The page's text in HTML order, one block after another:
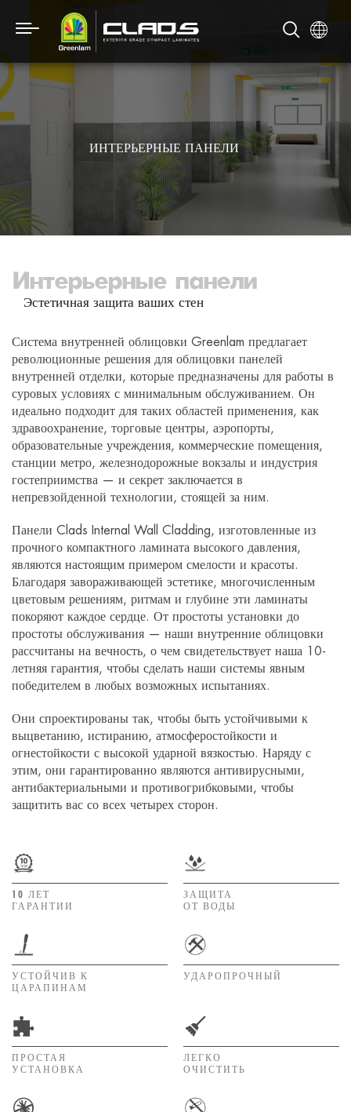
ИНТЕРЬЕРНЫЕ ПАНЕЛИ
Интерьерные панели
Эстетичная защита ваших стен
Система внутренней облицовки Greenlam предлагает
революционные решения для облицовки панелей
внутренней отделки, которые предназначены для работы в
суровых условиях с минимальным обслуживанием. Он
идеально подходит для таких областей применения, как
здравоохранение, торговые центры, аэропорты,
образовательные учреждения, коммерческие помещения,
станции метро, ​​железнодорожные вокзалы и индустрия
гостеприимства — и секрет заключается в
непревзойденной технологии, стоящей за ним.
Панели Clads Internal Wall Cladding, изготовленные из
прочного компактного ламината высокого давления,
являются настоящим примером смелости и красоты.
Благодаря завораживающей эстетике, многочисленным
цветовым решениям, ритмам и глубине эти ламинаты
покоряют каждое сердце. От простоты установки до
простоты обслуживания — наши внутренние облицовки
рассчитаны на вечность, о чем свидетельствует наша 10-
летняя гарантия, чтобы сделать наши системы явным
победителем в любых возможных испытаниях.
Они спроектированы так, чтобы быть устойчивыми к
выцветанию, истиранию, атмосферостойкости и
огнестойкости с высокой ударной вязкостью. Наряду с
этим, они гарантированно являются антивирусными,
антибактериальными и противогрибковыми, чтобы
защитить вас со всех четырех сторон.
10 ЛЕТ
ГАРАНТИИ
ЗАЩИТА
ОТ ВОДЫ
УСТОЙЧИВ К
ЦАРАПИНАМ
УДАРОПРОЧНЫЙ
ПРОСТАЯ
УСТАНОВКА
ЛЕГКО
ОЧИСТИТЬ